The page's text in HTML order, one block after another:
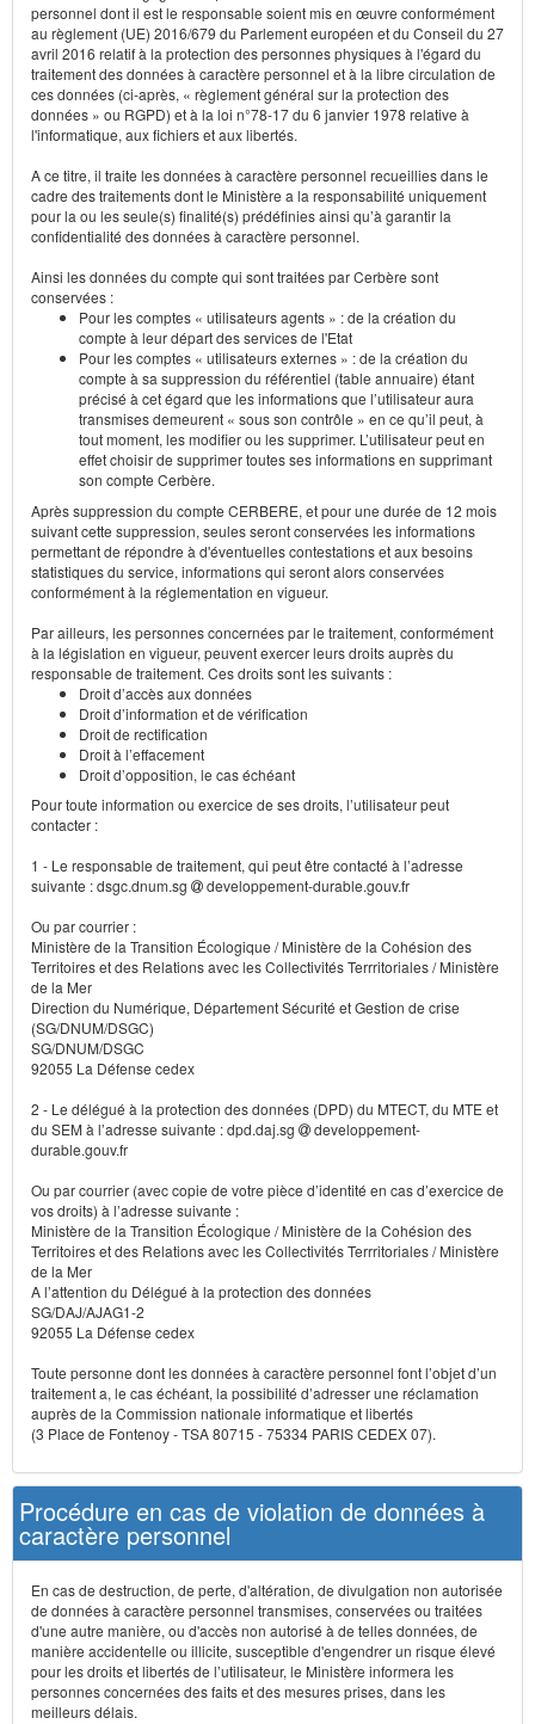
personnel dont il est le responsable soient mis en œuvre conformément
au règlement (UE) 2016/679 du Parlement européen et du Conseil du 27
avril 2016 relatif à la protection des personnes physiques à l'égard du
traitement des données à caractère personnel et à la libre circulation de
ces données (ci-après, « règlement général sur la protection des
données » ou RGPD) et à la loi n°78-17 du 6 janvier 1978 relative à
l'informatique, aux fichiers et aux libertés.
A ce titre, il traite les données à caractère personnel recueillies dans le
cadre des traitements dont le Ministère a la responsabilité uniquement
pour la ou les seule(s) finalité(s) prédéfinies ainsi qu’à garantir la
confidentialité des données à caractère personnel.
Ainsi les données du compte qui sont traitées par Cerbère sont
conservées :
Pour les comptes « utilisateurs agents » : de la création du
compte à leur départ des services de l'Etat
Pour les comptes « utilisateurs externes » : de la création du
compte à sa suppression du référentiel (table annuaire) étant
précisé à cet égard que les informations que l’utilisateur aura
transmises demeurent « sous son contrôle » en ce qu’il peut, à
tout moment, les modifier ou les supprimer. L’utilisateur peut en
effet choisir de supprimer toutes ses informations en supprimant
son compte Cerbère.
Après suppression du compte CERBERE, et pour une durée de 12 mois
suivant cette suppression, seules seront conservées les informations
permettant de répondre à d'éventuelles contestations et aux besoins
statistiques du service, informations qui seront alors conservées
conformément à la réglementation en vigueur.
Par ailleurs, les personnes concernées par le traitement, conformément
à la législation en vigueur, peuvent exercer leurs droits auprès du
responsable de traitement. Ces droits sont les suivants :
Droit d’accès aux données
Droit d’information et de vérification
Droit de rectification
Droit à l’effacement
Droit d’opposition, le cas échéant
Pour toute information ou exercice de ses droits, l’utilisateur peut
contacter :
1 - Le responsable de traitement, qui peut être contacté à l’adresse
suivante : dsgc.dnum.sg
developpement-durable.gouv.fr
Ou par courrier :
Ministère de la Transition Écologique / Ministère de la Cohésion des
Territoires et des Relations avec les Collectivités Terrritoriales / Ministère
de la Mer
Direction du Numérique, Département Sécurité et Gestion de crise
(SG/DNUM/DSGC)
SG/DNUM/DSGC
92055 La Défense cedex
2 - Le délégué à la protection des données (DPD) du MTECT, du MTE et
du SEM à l’adresse suivante : dpd.daj.sg
developpement-
durable.gouv.fr
Ou par courrier (avec copie de votre pièce d’identité en cas d’exercice de
vos droits) à l’adresse suivante :
Ministère de la Transition Écologique / Ministère de la Cohésion des
Territoires et des Relations avec les Collectivités Terrritoriales / Ministère
de la Mer
A l’attention du Délégué à la protection des données
SG/DAJ/AJAG1-2
92055 La Défense cedex
Toute personne dont les données à caractère personnel font l’objet d’un
traitement a, le cas échéant, la possibilité d’adresser une réclamation
auprès de la Commission nationale informatique et libertés
(3 Place de Fontenoy - TSA 80715 - 75334 PARIS CEDEX 07).
Procédure en cas de violation de données à
caractère personnel
En cas de destruction, de perte, d'altération, de divulgation non autorisée
de données à caractère personnel transmises, conservées ou traitées
d'une autre manière, ou d'accès non autorisé à de telles données, de
manière accidentelle ou illicite, susceptible d'engendrer un risque élevé
pour les droits et libertés de l’utilisateur, le Ministère informera les
personnes concernées des faits et des mesures prises, dans les
meilleurs délais.